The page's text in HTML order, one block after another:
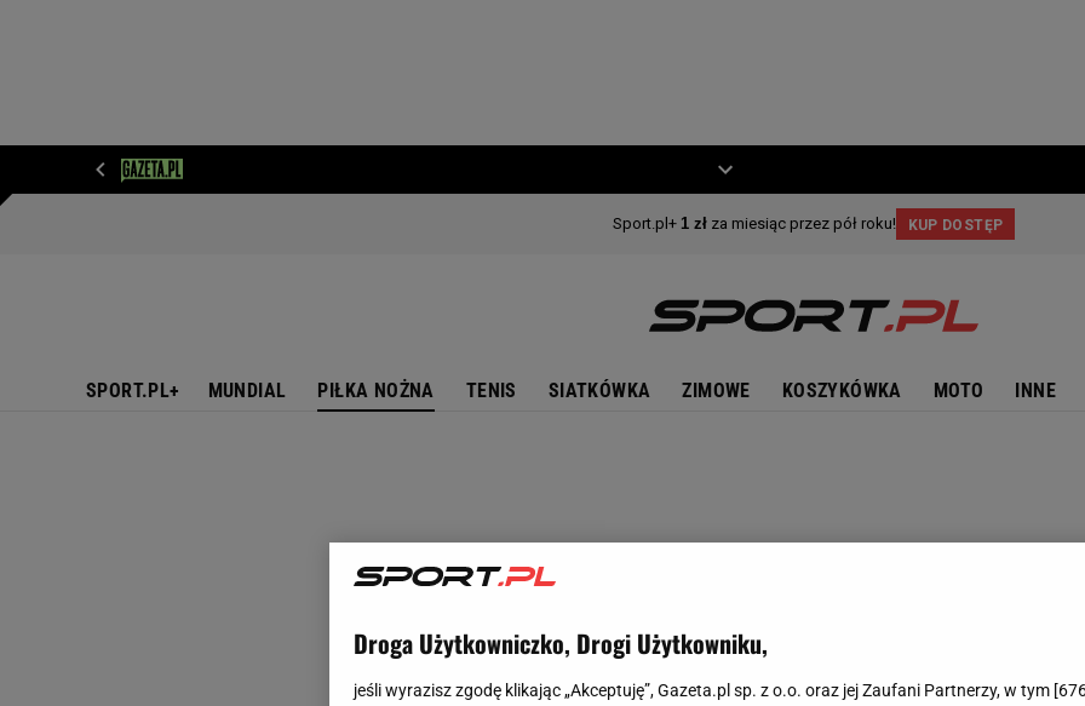
SPORT.PL+ MUNDIAL PIŁKA NOŻNA TENIS SIATKÓWKA ZIMOWE KOSZYKÓWKA MOTO INNE
Droga Użytkowniczko, Drogi Użytkowniku,
jeśli wyrazisz zgodę klikając „Akceptuję”, Gazeta.pl sp. z o.o. oraz jej Zaufani Partnerzy, w tym [